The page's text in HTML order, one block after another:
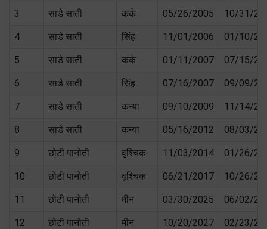
3 साडे साती कर्क 05/26/2005 10/31/
4 साडे साती सिंह 11/01/2006 01/10/
5 साडे साती कर्क 01/11/2007 07/15/
6 साडे साती सिंह 07/16/2007 09/09/
7 साडे साती कन्या 09/10/2009 11/14/
8 साडे साती कन्या 05/16/2012 08/03/
9 छोटी पानोती वृश्चिक 11/03/2014 01/26/
10 छोटी पानोती वृश्चिक 06/21/2017 10/26/
11 छोटी पानोती मीन 03/30/2025 06/02/
12 छोटी पानोती मीन 10/20/2027 02/23/